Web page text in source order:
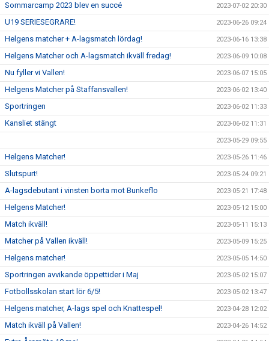
Sommarcamp 2023 blev en succé 2023-07-02 20:30
U19 SERIESEGRARE! 2023-06-26 09:24
Helgens matcher + A-lagsmatch lördag! 2023-06-16 13:38
Helgens Matcher och A-lagsmatch ikväll fredag! 2023-06-09 10:08
Nu fyller vi Vallen! 2023-06-07 15:05
Helgens Matcher på Staffansvallen! 2023-06-02 13:40
Sportringen 2023-06-02 11:33
Kansliet stängt 2023-06-02 11:31
2023-05-29 09:55
Helgens Matcher! 2023-05-26 11:46
Slutspurt! 2023-05-24 09:21
A-lagsdebutant i vinsten borta mot Bunkeflo 2023-05-21 17:48
Helgens Matcher! 2023-05-12 15:00
Match ikväll! 2023-05-11 15:13
Matcher på Vallen ikväll! 2023-05-09 15:25
Helgens matcher! 2023-05-05 14:50
Sportringen avvikande öppettider i Maj 2023-05-02 15:07
Fotbollsskolan start lör 6/5! 2023-05-02 13:47
Helgens matcher, A-lags spel och Knattespel! 2023-04-28 12:02
Match ikväll på Vallen! 2023-04-26 14:52